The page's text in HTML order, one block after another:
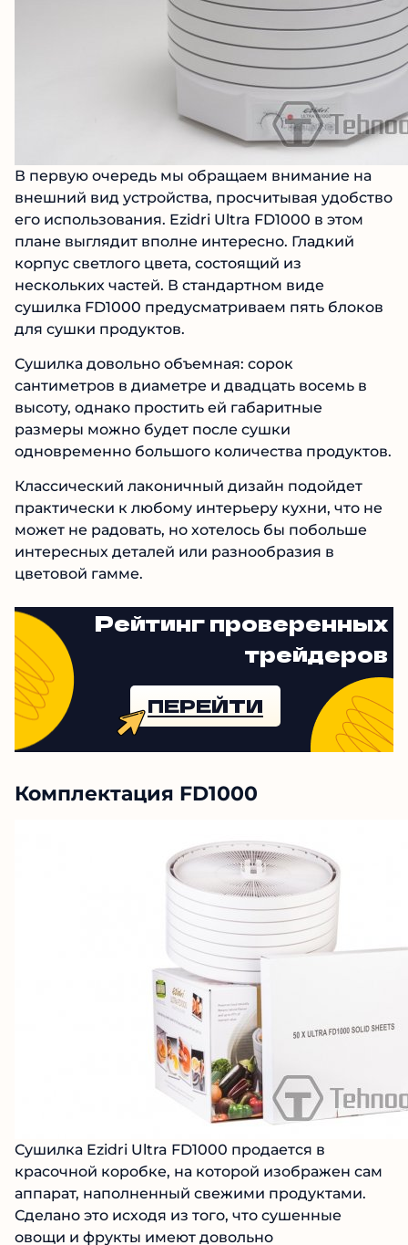
В первую очередь мы обращаем внимание на
внешний вид устройства, просчитывая удобство
его использования. Ezidri Ultra FD1000 в этом
плане выглядит вполне интересно. Гладкий
корпус светлого цвета, состоящий из
нескольких частей. В стандартном виде
сушилка FD1000 предусматриваем пять блоков
для сушки продуктов.
Сушилка довольно объемная: сорок
сантиметров в диаметре и двадцать восемь в
высоту, однако простить ей габаритные
размеры можно будет после сушки
одновременно большого количества продуктов.
Классический лаконичный дизайн подойдет
практически к любому интерьеру кухни, что не
может не радовать, но хотелось бы побольше
интересных деталей или разнообразия в
цветовой гамме.
Рейтинг проверенных
трейдеров
ПЕРЕЙТИ
Комплектация FD1000
Сушилка Ezidri Ultra FD1000 продается в
красочной коробке, на которой изображен сам
аппарат, наполненный свежими продуктами.
Сделано это исходя из того, что сушенные
овощи и фрукты имеют довольно